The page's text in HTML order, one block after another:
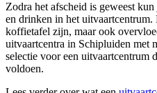
Zodra het afscheid is geweest
en drinken in het uitvaartcentrum.
koffietafel zijn, maar ook
uitvaartcentra in Schipluiden met
selectie voor een uitvaartcentrum
voldoen.